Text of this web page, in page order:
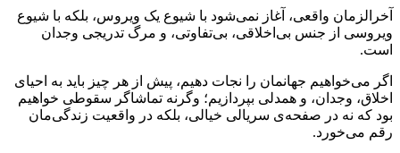
آخرالزمان واقعی، آغاز نمی‌شود با شیوع یک ویروس، بلکه با شیوع
ویروسی از جنس بی‌اخلاقی، بی‌تفاوتی، و مرگ تدریجی وجدان
است.
اگر می‌خواهیم جهانمان را نجات دهیم، پیش از هر چیز باید به احیای
اخلاق، وجدان، و همدلی بپردازیم؛ وگرنه تماشاگر سقوطی خواهیم
بود که نه در صفحه‌ی سریالی خیالی، بلکه در واقعیت زندگی‌مان
رقم می‌خورد.